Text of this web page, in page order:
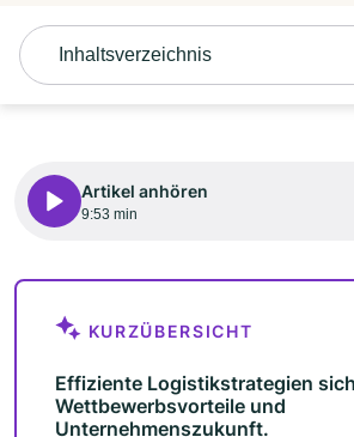
Inhaltsverzeichnis
Artikel anhören
9:53 min
KURZÜBERSICHT
Effiziente Logistikstrategien
Wettbewerbsvorteile und
Unternehmenszukunft.